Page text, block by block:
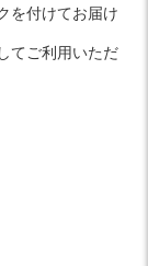
を付けてお届け
てご利用いただ